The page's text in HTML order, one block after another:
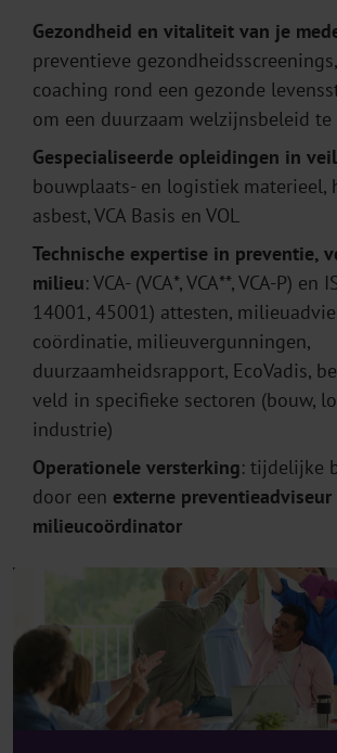
Gezondheid en vitaliteit van je
preventieve
coaching rond een gezonde
om een duurzaam welzijnsbeleid
Gespecialiseerde opleidingen in
bouwplaats- en logistiek materieel,
asbest, VCA Basis en VOL
Technische expertise in preventie,
milieu: VCA- (VCA*, VCA**, VCA-P) en
14001, 45001) attesten,
coördinatie, milieuvergunningen,
duurzaamheidsrapport, EcoVadis,
veld in specifieke sectoren (bouw,
industrie)
Operationele versterking: tijdelijke
door een externe preventieadviseur
milieucoördinator